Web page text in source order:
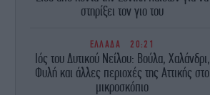
στηρίξει τον γιο του
ΕΛΛΑΔΑ 20:21
Ιός του Δυτικού Νείλου: Βούλα, Χαλάνδρι,
Φυλή και άλλες περιοχές της Αττικής στο
μικροσκόπιο